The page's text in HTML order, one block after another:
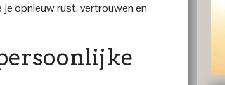
opnieuw rust, vertrouwen en